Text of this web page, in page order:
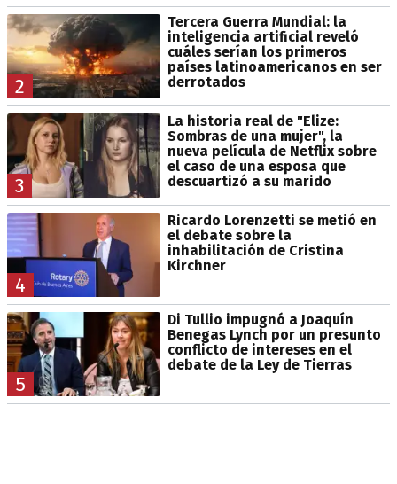
2
Tercera Guerra Mundial: la
inteligencia artificial reveló
cuáles serían los primeros
países latinoamericanos en ser
derrotados
3
La historia real de "Elize:
Sombras de una mujer", la
nueva película de Netflix sobre
el caso de una esposa que
descuartizó a su marido
4
Ricardo Lorenzetti se metió en
el debate sobre la
inhabilitación de Cristina
Kirchner
5
Di Tullio impugnó a Joaquín
Benegas Lynch por un presunto
conflicto de intereses en el
debate de la Ley de Tierras